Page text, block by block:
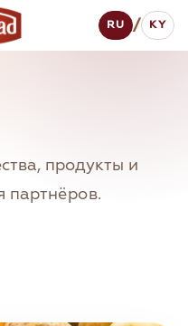
RU / KY
продукты и
партнёров.